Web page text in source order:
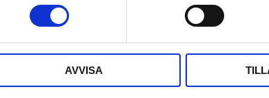
AVVISA
och framtiden
standards:
standards, som utvecklas kontinuerligt. Dessa